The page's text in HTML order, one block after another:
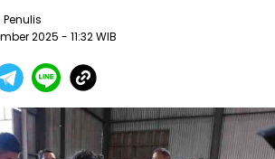
2025 - 11:32 WIB